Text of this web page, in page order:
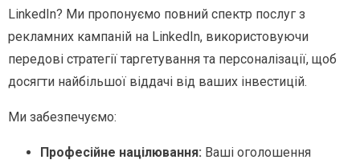
LinkedIn? Ми пропонуємо повний спектр послуг з
рекламних кампаній на LinkedIn, використовуючи
передові стратегії таргетування та персоналізації, щоб
досягти найбільшої віддачі від ваших інвестицій.
Ми забезпечуємо:
Професійне націлювання: Ваші оголошення